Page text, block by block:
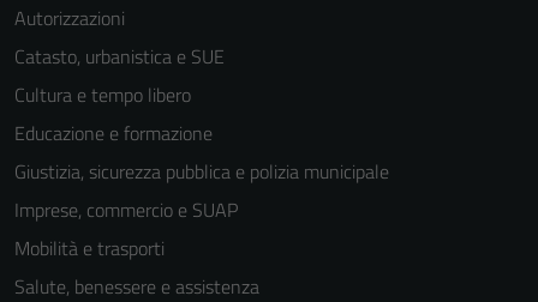
Autorizzazioni
Catasto, urbanistica e SUE
Cultura e tempo libero
Educazione e formazione
Giustizia, sicurezza pubblica e polizia municipale
Imprese, commercio e SUAP
Mobilità e trasporti
Salute, benessere e assistenza